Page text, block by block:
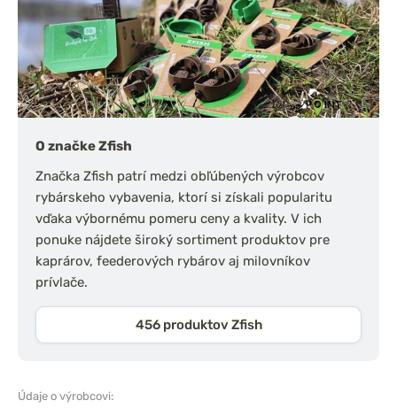
O značke Zfish
Značka Zfish patrí medzi obľúbených výrobcov
rybárskeho vybavenia, ktorí si získali popularitu
vďaka výbornému pomeru ceny a kvality. V ich
ponuke nájdete široký sortiment produktov pre
kaprárov, feederových rybárov aj milovníkov
prívlače.
456 produktov Zfish
Údaje o výrobcovi: